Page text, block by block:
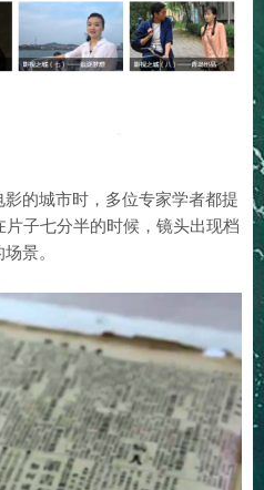
的城市时，多位专家学者都提
子七分半的时候，镜头出现档
景。